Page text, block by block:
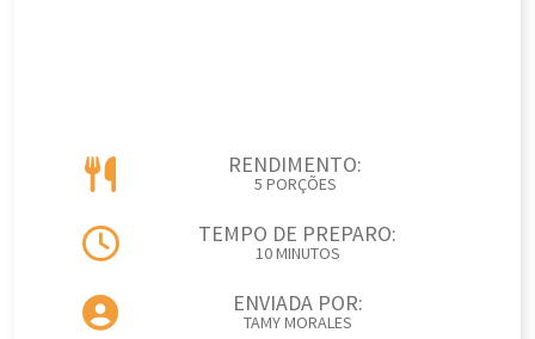
RENDIMENTO:
5 PORÇÕES
TEMPO DE PREPARO:
10 MINUTOS
ENVIADA POR:
TAMY MORALES